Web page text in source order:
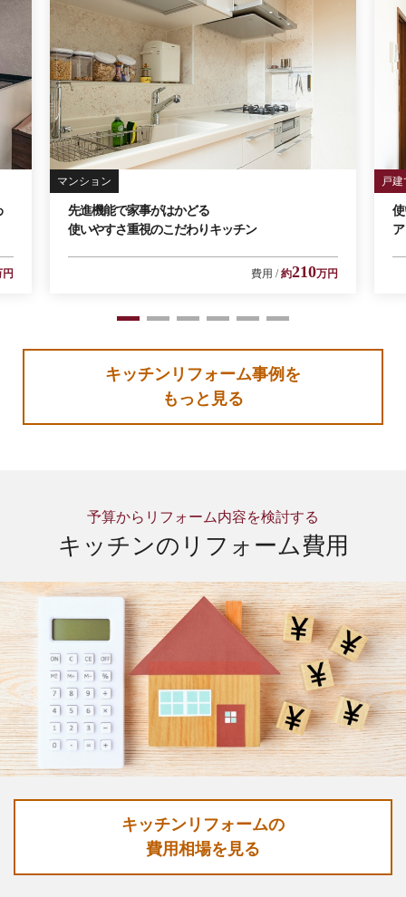
円
マンション
先進機能で家事がはかどる
使いやすさ重視のこだわりキッチン
費用 約210万円
戸建
1 2 3 4 5 6
キッチンリフォーム事例を
もっと見る
予算からリフォーム内容を検討する
キッチンのリフォーム費用
キッチンリフォームの
費用相場を見る